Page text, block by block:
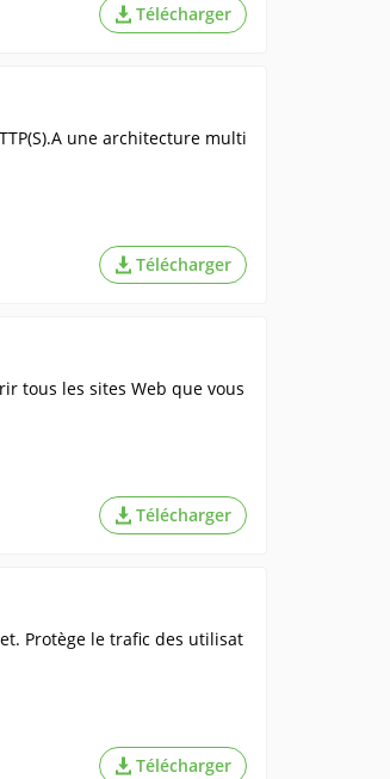
Télécharger
une architecture multi
Télécharger
tous les sites Web que vous
Télécharger
Protège le trafic des utilisat
Télécharger